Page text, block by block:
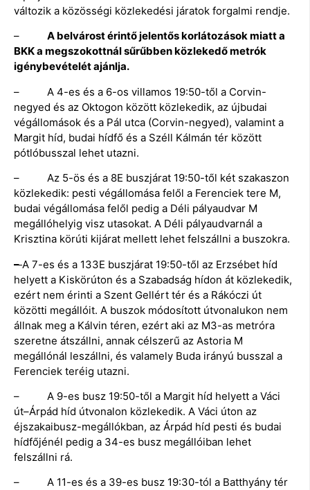
változik a közösségi közlekedési járatok forgalmi rendje.
– A belvárost érintő jelentős korlátozások miatt a
BKK a megszokottnál sűrűbben közlekedő metrók
igénybevételét ajánlja.
– A 4-es és a 6-os villamos 19:50-től a Corvin-
negyed és az Oktogon között közlekedik, az újbudai
végállomások és a Pál utca (Corvin-negyed), valamint a
Margit híd, budai hídfő és a Széll Kálmán tér között
pótlóbusszal lehet utazni.
– Az 5-ös és a 8E buszjárat 19:50-től két szakaszon
közlekedik: pesti végállomása felől a Ferenciek tere M,
budai végállomása felől pedig a Déli pályaudvar M
megállóhelyig visz utasokat. A Déli pályaudvarnál a
Krisztina körúti kijárat mellett lehet felszállni a buszokra.
–A 7-es és a 133E buszjárat 19:50-től az Erzsébet híd
helyett a Kiskörúton és a Szabadság hídon át közlekedik,
ezért nem érinti a Szent Gellért tér és a Rákóczi út
közötti megállóit. A buszok módosított útvonalukon nem
állnak meg a Kálvin téren, ezért aki az M3-as metróra
szeretne átszállni, annak célszerű az Astoria M
megállónál leszállni, és valamely Buda irányú busszal a
Ferenciek teréig utazni.
– A 9-es busz 19:50-től a Margit híd helyett a Váci
út–Árpád híd útvonalon közlekedik. A Váci úton az
éjszakaibusz-megállókban, az Árpád híd pesti és budai
hídfőjénél pedig a 34-es busz megállóiban lehet
felszállni rá.
– A 11-es és a 39-es busz 19:30-tól a Batthyány tér